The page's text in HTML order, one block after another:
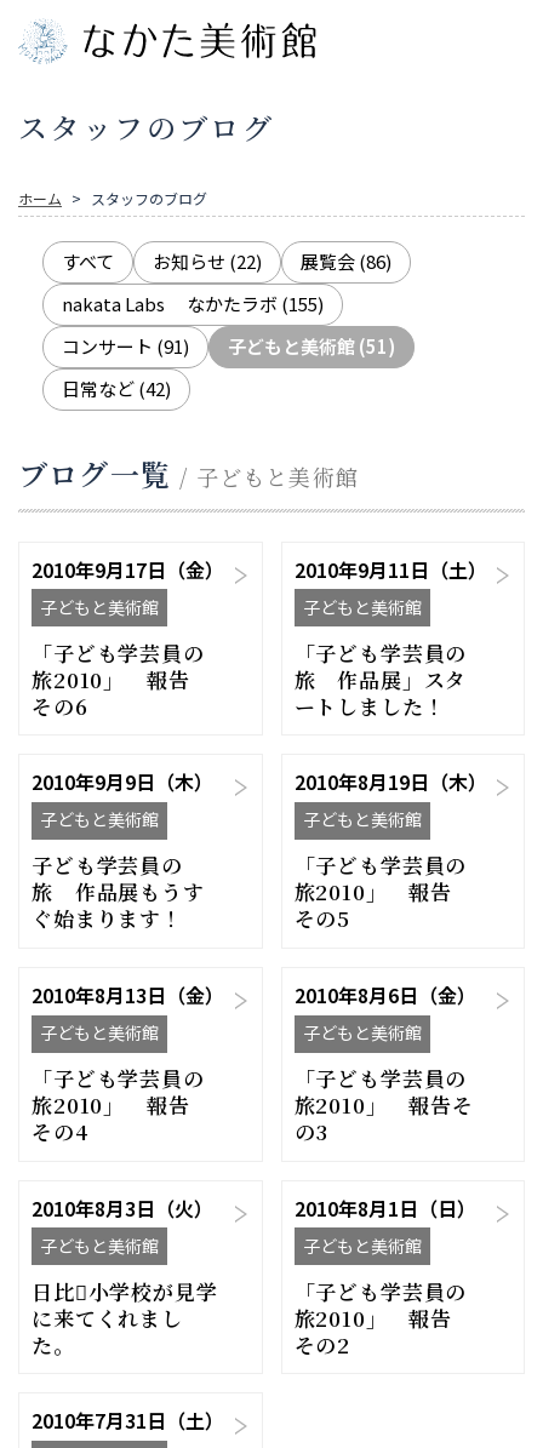
スタッフのブログ
ホーム スタッフのブログ
すべて お知らせ (22) 展覧会(86)
nakata Labs なかたラボ (155)
コンサート (91) 子どもと美術館(51)
日常など(42)
ブログ一覧 / 子どもと美術館
2010年9月17日（金）
子どもと美術館
「子ども学芸員の
旅2010」 報告
その6
2010年9月11日（土）
子どもと美術館
「子ども学芸員の
旅 作品展」スタ
ートしました！
2010年9月9日（木）
子どもと美術館
子ども学芸員の
旅 作品展もうす
ぐ始まります！
2010年8月19日（木）
子どもと美術館
「子ども学芸員の
旅2010」 報告
その5
2010年8月13日（金）
子どもと美術館
「子ども学芸員の
旅2010」 報告
その4
2010年8月6日（金）
子どもと美術館
「子ども学芸員の
旅2010」 報告そ
の3
2010年8月3日（火）
子どもと美術館
日比小学校が見学
に来てくれまし
た。
2010年8月1日（日）
子どもと美術館
「子ども学芸員の
旅2010」 報告
その2
2010年7月31日（土）